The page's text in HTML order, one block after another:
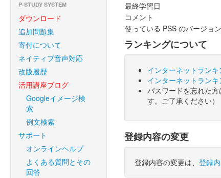
P-STUDY SYSTEM
ダウンロード
追加問題集
寄付について
ネイティブ音声対応
改版履歴
活用講座ブログ
Googleイメージ検
索
例文検索
サポート
オンラインヘルプ
よくある質問とその
回答
最終学習日
コメント
使っている PSS のバージョン
ランキングについて
インターネットランキ
インターネットランキ
パスワードを忘れた方
す。ご了承ください）
登録内容の変更
登録内容の変更は、 登録